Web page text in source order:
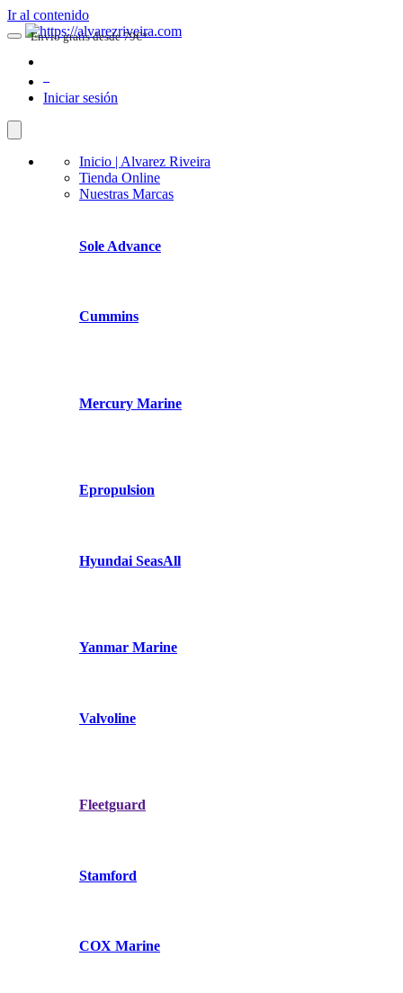
Ir al contenido
Iniciar sesión
Inicio | Alvarez Riveira
Tienda Online
Nuestras Marcas
Sole Advance
Cummins
Mercury Marine
Epropulsion
Hyundai SeasAll
Yanmar Marine
Valvoline
Fleetguard
Stamford
COX Marine
Envio gratis desde 79€*